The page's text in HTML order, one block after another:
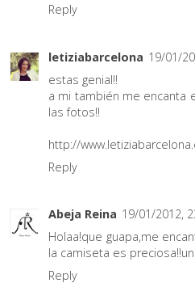
Reply
letiziabarcelona 19/01/
estas genial!!
a mi también me encanta
las fotos!!
http://
Reply
Abeja Reina 19/01/2012,
Holaa!que guapa,me
la camiseta es
Reply